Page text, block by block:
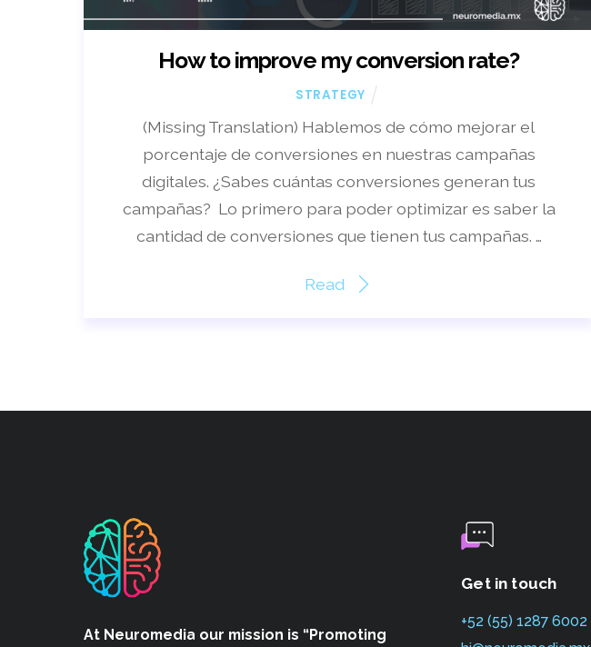
How to improve my conversion rate?
STRATEGY
(Missing Translation) Hablemos de cómo mejorar el
porcentaje de conversiones en nuestras campañas
digitales. ¿Sabes cuántas conversiones generan tus
campañas? Lo primero para poder optimizar es saber la
cantidad de conversiones que tienen tus campañas. …
Read
At Neuromedia our mission is “Promoting
Get in touch
+52 (55) 1287 6002